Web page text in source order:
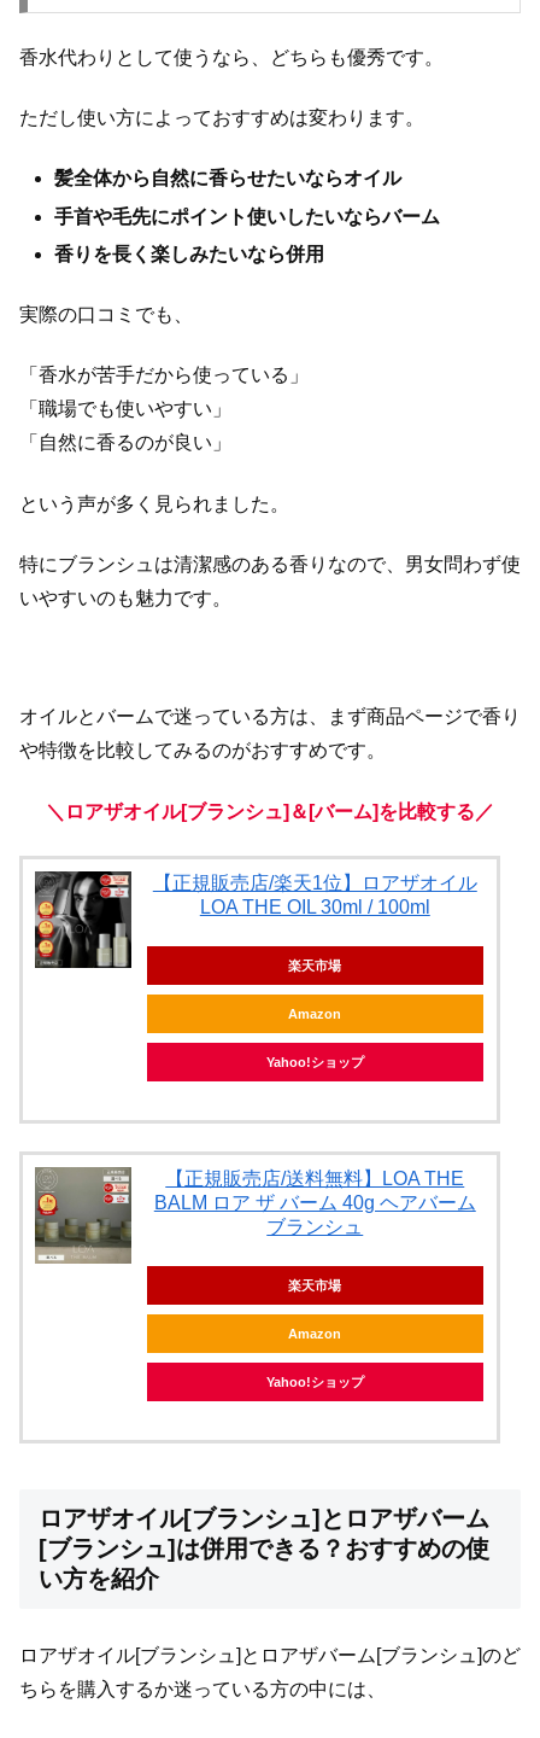
香水代わりとして使うなら、どちらも優秀です。
ただし使い方によっておすすめは変わります。
髪全体から自然に香らせたいならオイル
手首や毛先にポイント使いしたいならバーム
香りを長く楽しみたいなら併用
実際の口コミでも、
「香水が苦手だから使っている」
「職場でも使いやすい」
「自然に香るのが良い」
という声が多く見られました。
特にブランシュは清潔感のある香りなので、男女問わず使
いやすいのも魅力です。
オイルとバームで迷っている方は、まず商品ページで香り
や特徴を比較してみるのがおすすめです。
＼ロアザオイル[ブランシュ]＆[バーム]を比較する／
【正規販売店/楽天1位】ロアザオイル
LOA THE OIL 30ml / 100ml
楽天市場
Amazon
Yahoo!ショップ
【正規販売店/送料無料】LOA THE
BALM ロア ザ バーム 40g ヘアバーム
ブランシュ
楽天市場
Amazon
Yahoo!ショップ
ロアザオイル[ブランシュ]とロアザバーム
[ブランシュ]は併用できる？おすすめの使
い方を紹介
ロアザオイル[ブランシュ]とロアザバーム[ブランシュ]のど
ちらを購入するか迷っている方の中には、